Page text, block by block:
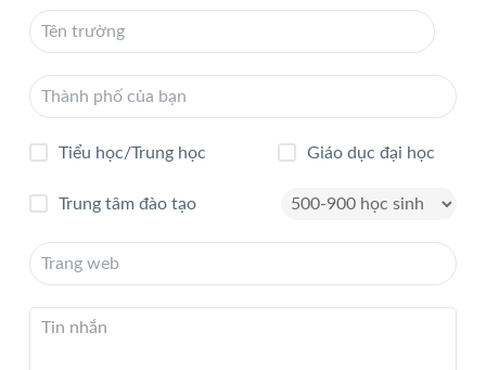
Tiểu học/Trung học Giáo dục đại học
Trung tâm đào tạo